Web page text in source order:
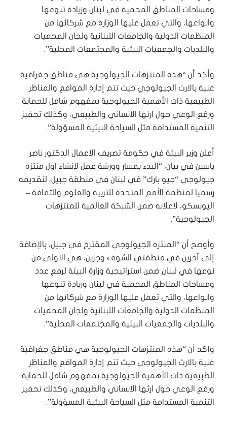
ومساحات المناطق المحمية في لبنان وزيادة تنوعها
وانواعها، والتي تعمل عليها الوزارة مع شركائها من
المنظمات الدولية والجامعات اللبنانية ولجان المحميات
والبلديات والجمعيات البيئية والمجتمعات المحلية”.
‏وأكد أن “هذه المنتزهات الجيولوجية هي مناطق جغرافية
غنية بالارث الجيولوجي حيث تتم إدارة المواقع والمناظر
الطبيعية ذات الأهمية الجيولوجية بمفهوم شامل للحماية
ورفع الوعي حول ارثها الانساني والطبيعي، وكذلك تحفيز
التنمية المستدامة مثل السياحة البيئية المسؤولة”.
أعلن وزير البيئة في حكومة تصريف الاعمال الدكتور ناصر
ياسين في بيان، “البدء بمسار وورشة عمل لانشاء اول منتزه
جيولوجي “جيو بارك” في لبنان في منطقة جبيل، لتقديمه
رسميا لمنظمة الأمم المتحدة للتربية والعلوم والثقافة –
اليونسكو، لاعلانه ضمن الشبكة العالمية للمنتزهات
الجيولوجية”.
‏وأوضح أن “المنتزه الجيولوجي المقترح في جبيل، بالإضافة
إلى آخرين في منطقتي الشوف وجزين، هي الاولى من
نوعها في لبنان ضمن استراتيجية وزارة البيئة لرفع عدد
ومساحات المناطق المحمية في لبنان وزيادة تنوعها
وانواعها، والتي تعمل عليها الوزارة مع شركائها من
المنظمات الدولية والجامعات اللبنانية ولجان المحميات
والبلديات والجمعيات البيئية والمجتمعات المحلية”.
‏وأكد أن “هذه المنتزهات الجيولوجية هي مناطق جغرافية
غنية بالارث الجيولوجي حيث تتم إدارة المواقع والمناظر
الطبيعية ذات الأهمية الجيولوجية بمفهوم شامل للحماية
ورفع الوعي حول ارثها الانساني والطبيعي، وكذلك تحفيز
التنمية المستدامة مثل السياحة البيئية المسؤولة”.